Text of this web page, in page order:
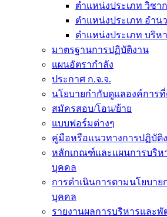
ตำแหน่งประเภท วิชา
ตำแหน่งประเภท อำน
ตำแหน่งประเภท บริห
มาตรฐานการปฏิบัติงาน
แผนอัตรากำลัง
ประกาศ ก.จ.จ.
นโยบายกำกับดูแลองค์การ
สมัครสอบ/โอน/ย้าย
แบบฟอร์มต่างๆ
คู่มือหรือแนวทางการปฏิบัติ
หลักเกณฑ์และแผนการบริ
บุคคล
การดำเนินการตามนโยบา
บุคคล
รายงานผลการบริหารและ